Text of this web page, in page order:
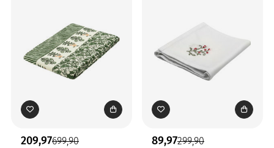
209,97699,90 89,97299,90